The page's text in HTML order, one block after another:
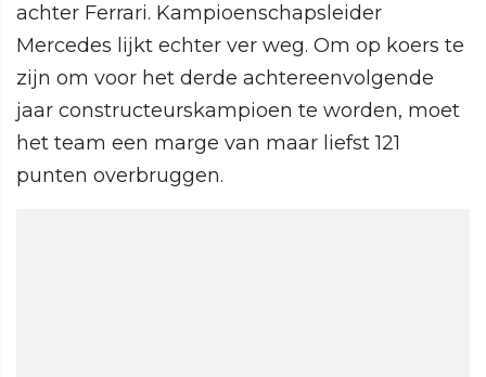
achter Ferrari. Kampioenschapsleider
Mercedes lijkt echter ver weg. Om op koers te
zijn om voor het derde achtereenvolgende
jaar constructeurskampioen te worden, moet
het team een marge van maar liefst 121
punten overbruggen.